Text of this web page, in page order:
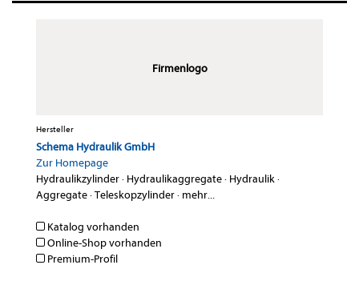
Firmenlogo
Hersteller
Schema Hydraulik GmbH
Zur Homepage
Hydraulikzylinder· Hydraulikaggregate· Hydraulik·
Aggregate·Teleskopzylinder· mehr...
Katalog vorhanden
Online-Shop vorhanden
Premium-Profil